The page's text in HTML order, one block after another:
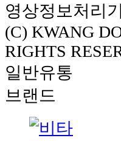
영상정보처리
(C) KWANG
RIGHTS
일반유통
브랜드